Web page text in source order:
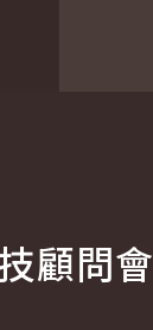
顧問